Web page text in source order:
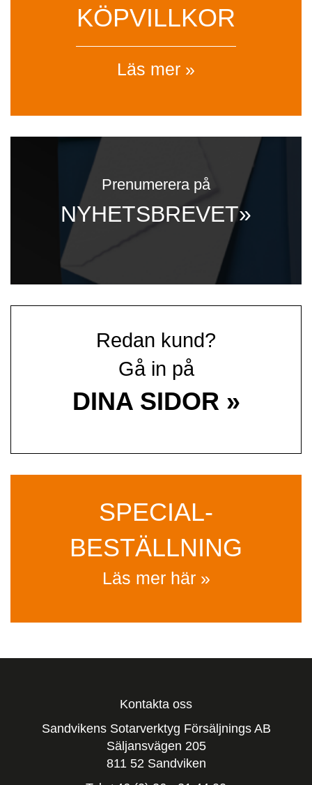
KÖPVILLKOR
Läs mer »
Prenumerera på
NYHETSBREVET»
Redan kund?
Gå in på
DINA SIDOR »
SPECIAL­
BESTÄLLNING
Läs mer här »
Kontakta oss
Sandvikens Sotarverktyg Försäljnings AB
Säljansvägen 205
811 52 Sandviken